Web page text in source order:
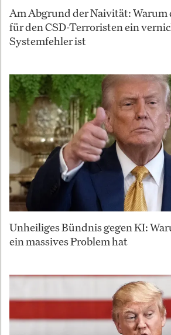
Am Abgrund der Naivität: Warum
für den CSD-Terroristen ein
Systemfehler ist
Unheiliges Bündnis gegen KI:
ein massives Problem hat